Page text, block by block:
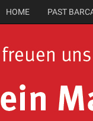
HOME PAST